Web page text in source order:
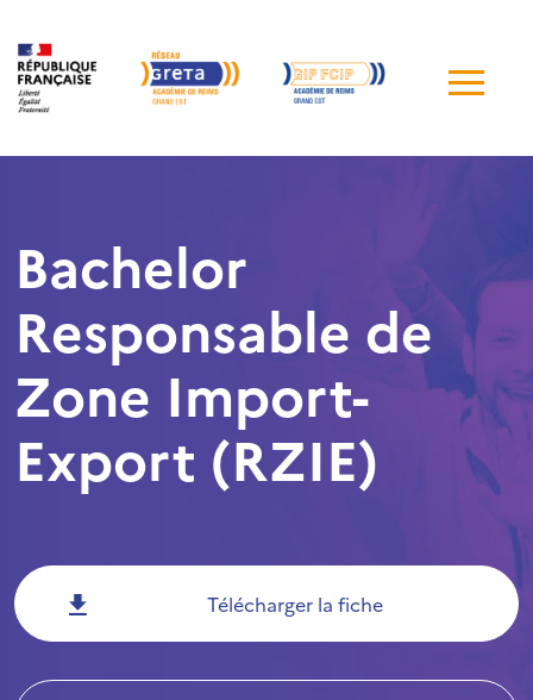
de
Bachelor
Responsable de
Zone Import-
Export (RZIE)
Télécharger la fiche